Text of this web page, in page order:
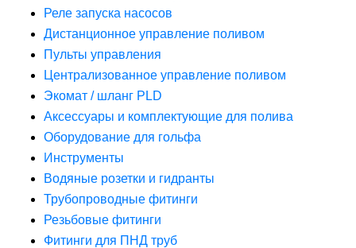
Реле запуска насосов
Дистанционное управление поливом
Пульты управления
Централизованное управление поливом
Экомат / шланг PLD
Аксессуары и комплектующие для полива
Оборудование для гольфа
Инструменты
Водяные розетки и гидранты
Трубопроводные фитинги
Резьбовые фитинги
Фитинги для ПНД труб